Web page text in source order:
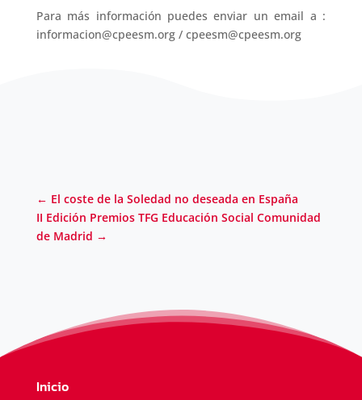
Para más información puedes enviar un email a :
informacion@cpeesm.org / cpeesm@cpeesm.org
← El coste de la Soledad no deseada en España
II Edición Premios TFG Educación Social Comunidad
de Madrid →
Inicio